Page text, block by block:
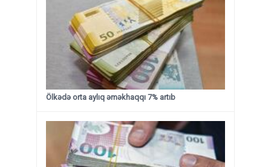
Ölkədə orta aylıq əməkhaqqı 7% artıb